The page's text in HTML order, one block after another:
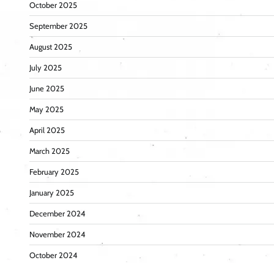
October 2025
September 2025
August 2025
July 2025
June 2025
May 2025
April 2025
March 2025
February 2025
January 2025
December 2024
November 2024
October 2024